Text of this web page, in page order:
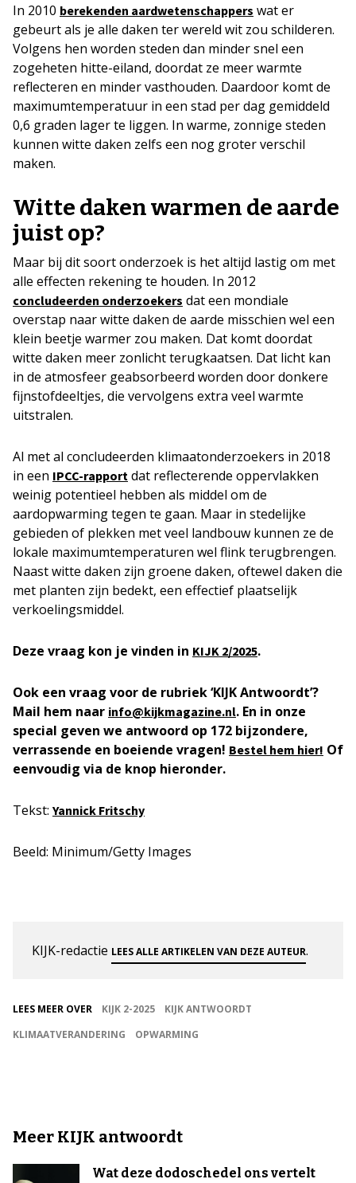
In 2010 berekenden aardwetenschappers wat er
gebeurt als je alle daken ter wereld wit zou schilderen.
Volgens hen worden steden dan minder snel een
zogeheten hitte-eiland, doordat ze meer warmte
reflecteren en minder vasthouden. Daardoor komt de
maximumtemperatuur in een stad per dag gemiddeld
0,6 graden lager te liggen. In warme, zonnige steden
kunnen witte daken zelfs een nog groter verschil
maken.
Witte daken warmen de aarde
juist op?
Maar bij dit soort onderzoek is het altijd lastig om met
alle effecten rekening te houden. In 2012
concludeerden onderzoekers dat een mondiale
overstap naar witte daken de aarde misschien wel een
klein beetje warmer zou maken. Dat komt doordat
witte daken meer zonlicht terugkaatsen. Dat licht kan
in de atmosfeer geabsorbeerd worden door donkere
fijnstofdeeltjes, die vervolgens extra veel warmte
uitstralen.
Al met al concludeerden klimaatonderzoekers in 2018
in een IPCC-rapport dat reflecterende oppervlakken
weinig potentieel hebben als middel om de
aardopwarming tegen te gaan. Maar in stedelijke
gebieden of plekken met veel landbouw kunnen ze de
lokale maximumtemperaturen wel flink terugbrengen.
Naast witte daken zijn groene daken, oftewel daken die
met planten zijn bedekt, een effectief plaatselijk
verkoelingsmiddel.
Deze vraag kon je vinden in KIJK 2/2025.
Ook een vraag voor de rubriek ‘KIJK Antwoordt’?
Mail hem naar info@kijkmagazine.nl. En in onze
special geven we antwoord op 172 bijzondere,
verrassende en boeiende vragen! Bestel hem hier! Of
eenvoudig via de knop hieronder.
Tekst: Yannick Fritschy
Beeld: Minimum/Getty Images
KIJK-redactie LEES ALLE ARTIKELEN VAN DEZE AUTEUR.
LEES MEER OVER KIJK 2-2025
KIJK ANTWOORDT
KLIMAATVERANDERING
OPWARMING
Meer KIJK antwoordt
Wat deze dodoschedel ons vertelt